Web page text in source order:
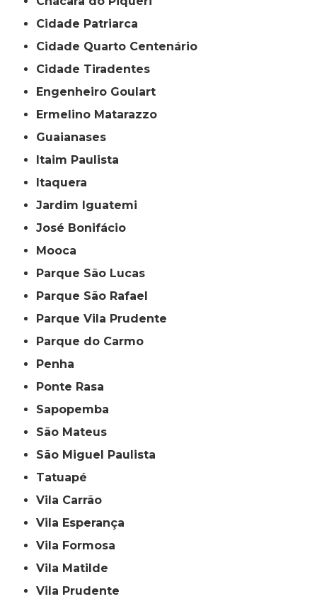
Cidade Patriarca
Cidade Quarto Centenário
Cidade Tiradentes
Engenheiro Goulart
Ermelino Matarazzo
Guaianases
Itaim Paulista
Itaquera
Jardim Iguatemi
José Bonifácio
Mooca
Parque São Lucas
Parque São Rafael
Parque Vila Prudente
Parque do Carmo
Penha
Ponte Rasa
Sapopemba
São Mateus
São Miguel Paulista
Tatuapé
Vila Carrão
Vila Esperança
Vila Formosa
Vila Matilde
Vila Prudente